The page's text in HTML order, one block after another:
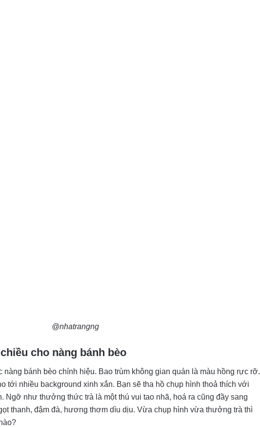
@nhatrangng
cho nàng bánh bèo
nàng bánh bèo chính hiệu. Bao trùm không gian quán là màu hồng rực rỡ.
tới nhiều background xinh xắn. Bạn sẽ tha hồ chụp hình thoả thích với
Ngỡ như thưởng thức trà là một thú vui tao nhã, hoá ra cũng đầy sang
thanh, đậm đà, hương thơm dìu dịu. Vừa chụp hình vừa thưởng trà thì